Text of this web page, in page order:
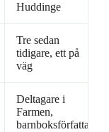
Huddinge
Tre sedan
tidigare, ett på
väg
Deltagare i
Farmen,
barnboksförfattare